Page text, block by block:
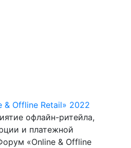
Offline Retail» 2022
офлайн-ритейла,
и платежной
«Online & Offline